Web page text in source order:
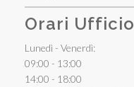
Orari Ufficio
Lunedì - Venerdì:
09:00 - 13:00
14:00 - 18:00